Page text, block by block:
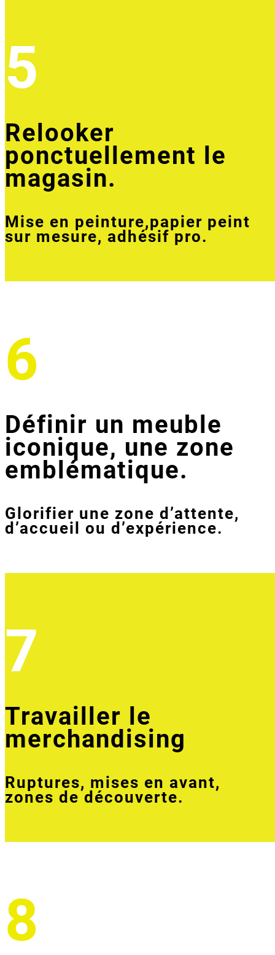
5
Relooker
ponctuellement le
magasin.
Mise en peinture,papier peint
sur mesure, adhésif pro.
6
Définir un meuble
iconique, une zone
emblématique.
Glorifier une zone d’attente,
d’accueil ou d’expérience.
7
Travailler le
merchandising
Ruptures, mises en avant,
zones de découverte.
8